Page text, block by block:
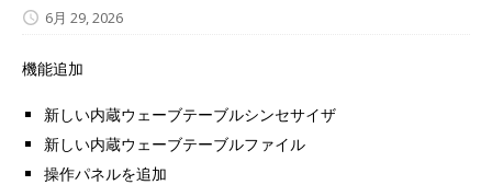
6月 29, 2026
機能追加
新しい内蔵ウェーブテーブルシンセサイザ
新しい内蔵ウェーブテーブルファイル
操作パネルを追加